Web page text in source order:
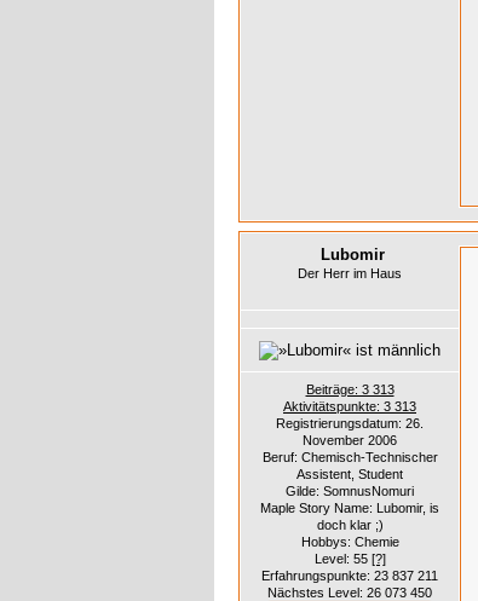
Lubomir
Der Herr im Haus
Beiträge: 3 313
Aktivitätspunkte: 3 313
Registrierungsdatum: 26.
November 2006
Beruf: Chemisch-Technischer
Assistent, Student
Gilde: SomnusNomuri
Maple Story Name: Lubomir, is
doch klar ;)
Hobbys: Chemie
Level: 55 [?]
Erfahrungspunkte: 23 837 211
Nächstes Level: 26 073 450